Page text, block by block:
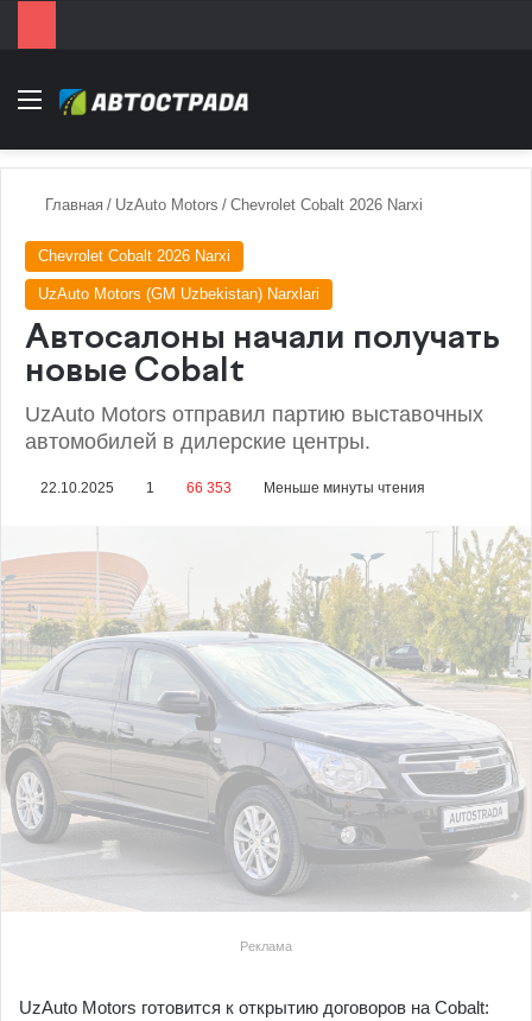
Menu
Главная / UzAuto Motors / Chevrolet Cobalt 2026 Narxi
Chevrolet Cobalt 2026 Narxi
UzAuto Motors (GM Uzbekistan) Narxlari
Автосалоны начали получать
новые Cobalt
UzAuto Motors отправил партию выставочных
автомобилей в дилерские центры.
22.10.2025 1 66 353 Меньше минуты чтения
Реклама
UzAuto Motors готовится к открытию договоров на Cobalt: